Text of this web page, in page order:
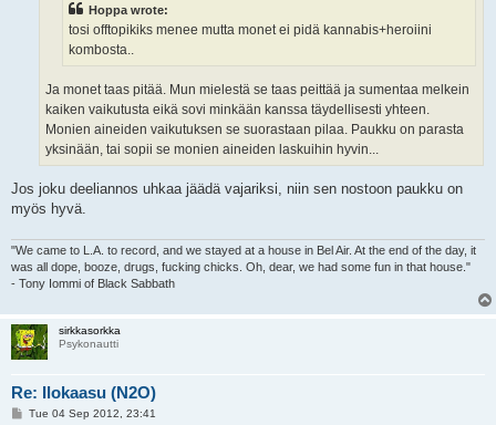
Hoppa wrote:
tosi offtopikiks menee mutta monet ei pidä kannabis+heroiini
kombosta..
Ja monet taas pitää. Mun mielestä se taas peittää ja sumentaa melkein
kaiken vaikutusta eikä sovi minkään kanssa täydellisesti yhteen.
Monien aineiden vaikutuksen se suorastaan pilaa. Paukku on parasta
yksinään, tai sopii se monien aineiden laskuihin hyvin...
Jos joku deeliannos uhkaa jäädä vajariksi, niin sen nostoon paukku on
myös hyvä.
"We came to L.A. to record, and we stayed at a house in Bel Air. At the end of the day, it
was all dope, booze, drugs, fucking chicks. Oh, dear, we had some fun in that house."
- Tony Iommi of Black Sabbath
sirkkasorkka
Psykonautti
Re: Ilokaasu (N2O)
PTue 04 Sep 2012, 23:41